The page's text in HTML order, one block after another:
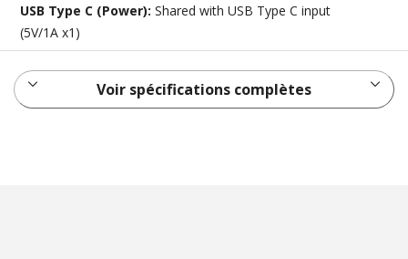
USB Type C (Power):Shared with USB Type C input
(5V/1A x1)
Voir spécifications complètes